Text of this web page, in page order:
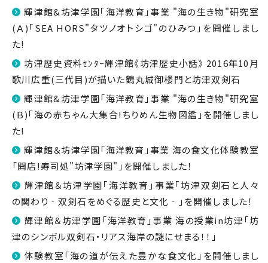
輝津館&坊津学園｢海洋教育｣事業 "海の生き物"研究室
(Ａ)｢SEA HORS"タツノオトシゴ"のひみつ｣を開催しまし
た!
坊津歴史資料ｾﾝﾀｰ輝津館《坊津歴史小話》 2016年10月
歌川広重(三代目)が描いた鶴丸城御楼門と坊津双剣石
輝津館&坊津学園「海洋教育」事業 "海の生き物"研究室
(Ｂ)｢海の赤ちゃん大集合!ちりめん生物図鑑｣を開催しまし
た!
輝津館＆坊津学園「海洋教育」事業 海の食文化体験教室
「開店!寿司処"坊津学園"」を開催しました！
輝津館＆坊津学園｢海洋教育｣事業｢坊津双剣石と人々
の関わり‐双剣石をめぐる歴史と文化‐｣を開催しました！
輝津館＆坊津学園「海洋教育」事業 海の授業in坊津「坊
津のシンボル双剣石・リアス海岸の謎にせまる！！」
体験教室「海の道が伝えた豊かな食文化」を開催しまし